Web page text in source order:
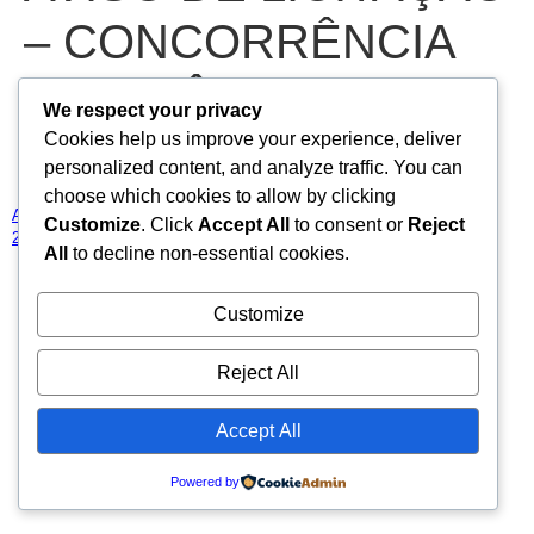
– CONCORRÊNCIA
ELETRÔNICA N.º
2025093001CE3
AVISO DE LICITAÇÃO – CONCORRÊNCIA ELETRÔNICA N.º
2025093001CE3
We respect your privacy
Cookies help us improve your experience, deliver
personalized content, and analyze traffic. You can
choose which cookies to allow by clicking
Customize. Click Accept All to consent or Reject
All
to decline non-essential cookies.
Customize
Reject All
Accept All
Powered by